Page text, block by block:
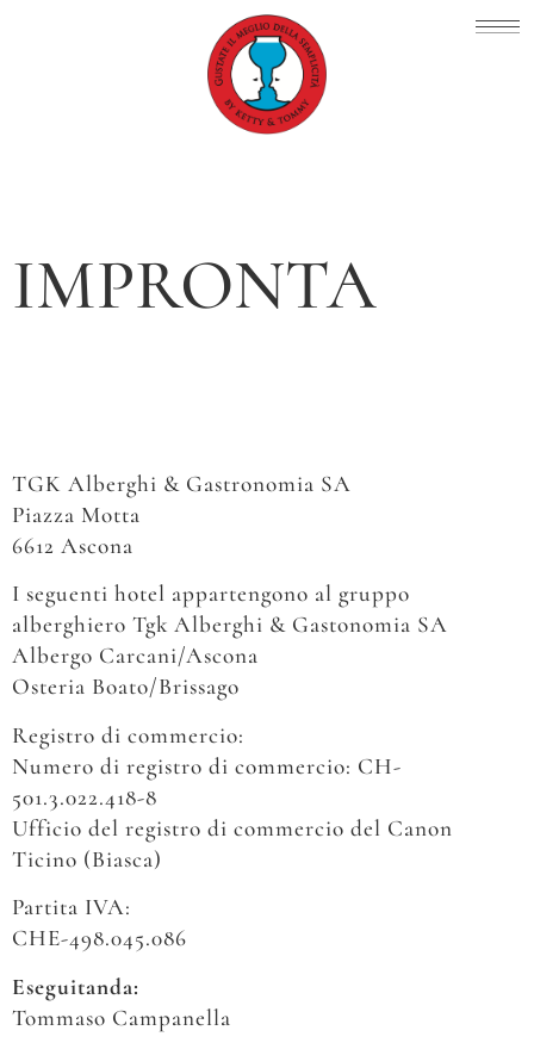
IMPRONTA
TGK Alberghi & Gastronomia SA
Piazza Motta
6612 Ascona
I seguenti hotel appartengono al gruppo
alberghiero Tgk Alberghi & Gastonomia SA
Albergo Carcani/Ascona
Osteria Boato/Brissago
Registro di commercio:
Numero di registro di commercio: CH-
501.3.022.418-8
Ufficio del registro di commercio del Canon
Ticino (Biasca)
Partita IVA:
CHE-498.045.086
Eseguitanda:
Tommaso Campanella